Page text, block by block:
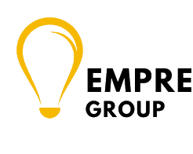
para
conteúdo